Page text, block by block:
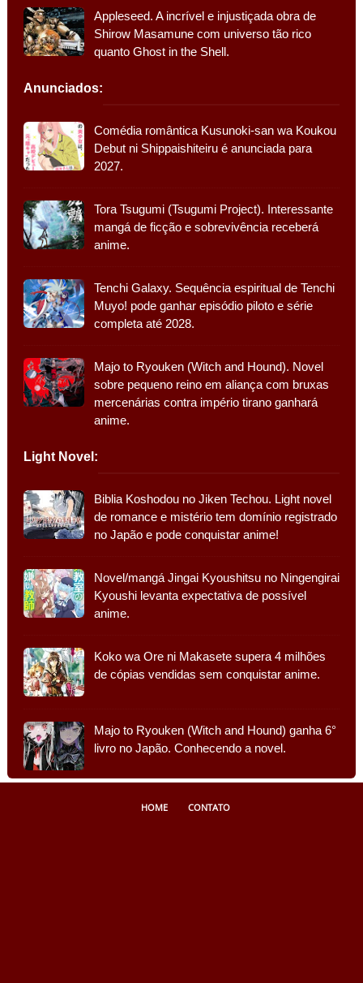
Appleseed. A incrível e injustiçada obra de
Shirow Masamune com universo tão rico
quanto Ghost in the Shell.
Anunciados:
Comédia romântica Kusunoki-san wa Koukou
Debut ni Shippaishiteiru é anunciada para
2027.
Tora Tsugumi (Tsugumi Project). Interessante
mangá de ficção e sobrevivência receberá
anime.
Tenchi Galaxy. Sequência espiritual de Tenchi
Muyo! pode ganhar episódio piloto e série
completa até 2028.
Majo to Ryouken (Witch and Hound). Novel
sobre pequeno reino em aliança com bruxas
mercenárias contra império tirano ganhará
anime.
Light Novel:
Biblia Koshodou no Jiken Techou. Light novel
de romance e mistério tem domínio registrado
no Japão e pode conquistar anime!
Novel/mangá Jingai Kyoushitsu no Ningengirai
Kyoushi levanta expectativa de possível
anime.
Koko wa Ore ni Makasete supera 4 milhões
de cópias vendidas sem conquistar anime.
Majo to Ryouken (Witch and Hound) ganha 6°
livro no Japão. Conhecendo a novel.
HOME CONTATO